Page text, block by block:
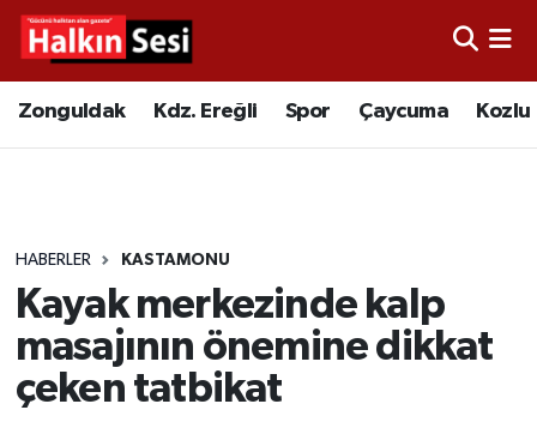
Zonguldak Kdz. Ereğli Spor Çaycuma Kozlu
HABERLER KASTAMONU
Kayak merkezinde kalp
masajının önemine dikkat
çeken tatbikat
Video
Çaycuma
Alaplı
Asayiş
Merkez Hava Durumu
Tüm Manşetler
Son Dakika Haberleri